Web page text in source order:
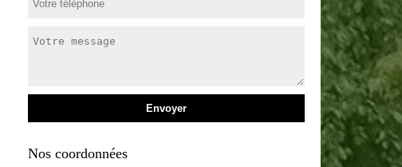
Nos coordonnées